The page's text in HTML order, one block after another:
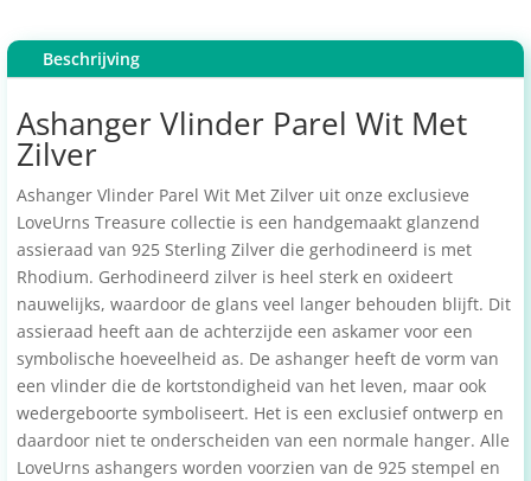
Beschrijving
Ashanger Vlinder Parel Wit Met
Zilver
Ashanger Vlinder Parel Wit Met Zilver uit onze exclusieve
LoveUrns Treasure collectie is een handgemaakt glanzend
assieraad van 925 Sterling Zilver die gerhodineerd is met
Rhodium. Gerhodineerd zilver is heel sterk en oxideert
nauwelijks, waardoor de glans veel langer behouden blijft. Dit
assieraad heeft aan de achterzijde een askamer voor een
symbolische hoeveelheid as. De ashanger heeft de vorm van
een vlinder die de kortstondigheid van het leven, maar ook
wedergeboorte symboliseert. Het is een exclusief ontwerp en
daardoor niet te onderscheiden van een normale hanger. Alle
LoveUrns ashangers worden voorzien van de 925 stempel en